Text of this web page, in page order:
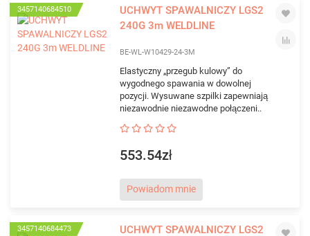
3457140684510
UCHWYT SPAWALNICZY LGS2
240G 3m WELDLINE
BE-WL-W10429-24-3M
Elastyczny „przegub kulowy” do
wygodnego spawania w dowolnej
pozycji. Wysuwane szpilki zapewniają
niezawodnie niezawodne połączeni..
553.54zł
Powiadom mnie
3457140684473
UCHWYT SPAWALNICZY LGS2